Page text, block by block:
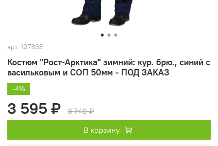
арт. 107893
Костюм "Рост-Арктика" зимний: кур. брю., синий с
васильковым и СОП 50мм - ПОД ЗАКАЗ
-4%
3 595 ₽
3 740 ₽
В корзину